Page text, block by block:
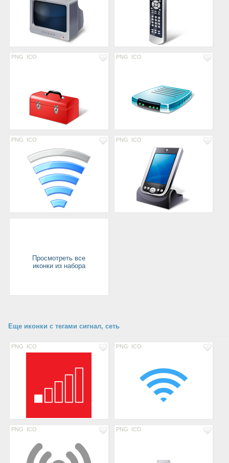
PNG ICO PNG ICO
PNG ICO PNG ICO
Просмотреть все
иконки из набора
Еще иконки с тегами сигнал, сеть
PNG ICO PNG ICO
PNG ICO PNG ICO